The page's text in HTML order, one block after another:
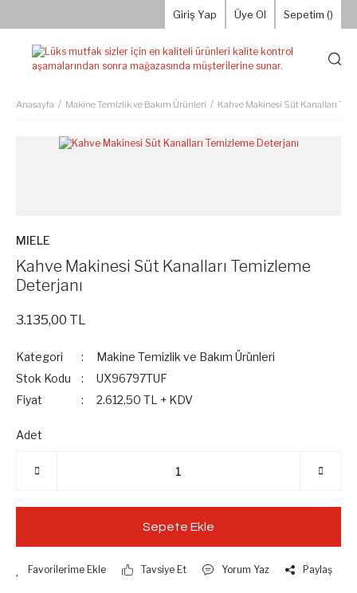
Giriş Yap Üye Ol Sepetim ()
Anasayfa Makine Temizlik ve Bakım Ürünleri Kahve Makinesi Süt Kanalları
MIELE
Kahve Makinesi Süt Kanalları Temizleme
Deterjanı
3.135,00 TL
Kategori
Makine Temizlik ve Bakım Ürünleri
Stok Kodu
UX96797TUF
Fiyat
2.612,50 TL + KDV
Adet
Sepete Ekle
Tavsiye Et Yorum Yaz Paylaş